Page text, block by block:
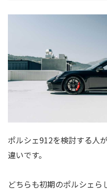
ポルシェ912を検討する人
違いです。
どちらも初期のポルシェ